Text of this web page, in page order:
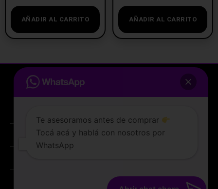
AÑADIR AL CARRITO AÑADIR AL CARRITO
ATENCIÓN AL CLIENTE
TERMINOS Y CONDICIONES
Te asesoramos antes de comprar
WhatsApp